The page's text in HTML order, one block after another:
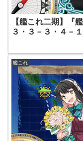
【艦これ二期】『
３・３－３・４－
艦これ